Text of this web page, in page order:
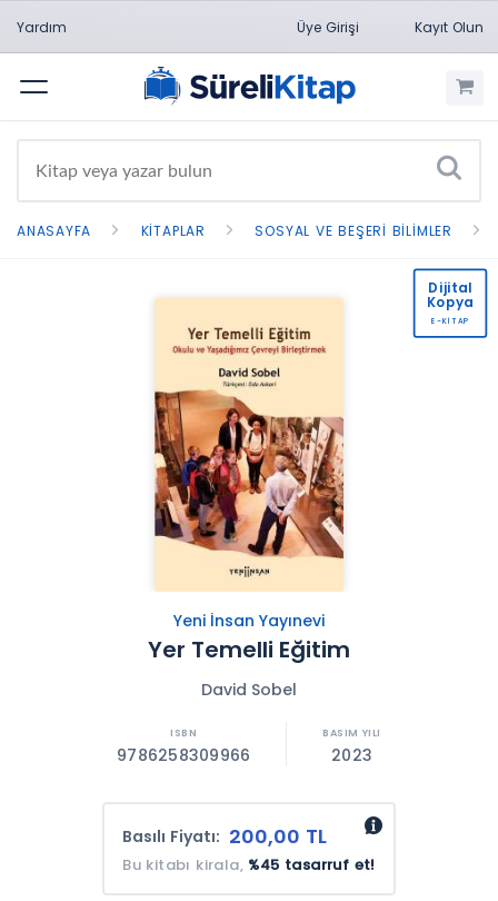
Yardım Üye Girişi Kayıt Olun
Menü
ANASAYFA KITAPLAR SOSYAL VE BEŞERI BILIMLER
Yeni İnsan Yayınevi
Yer Temelli Eğitim
David Sobel
9786258309966 2023
Basılı Fiyatı: 200,00 TL
Bu kitabı kirala, %45 tasarruf et!
Dijital
Kopya
E-KİTAP